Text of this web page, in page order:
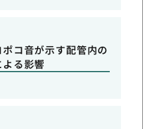
ポコ音が示す配管内の
る影響